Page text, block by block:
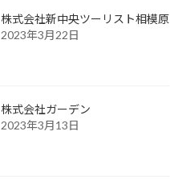
株式会社新中央ツーリスト相模原
2023年3月22日
株式会社ガーデン
2023年3月13日